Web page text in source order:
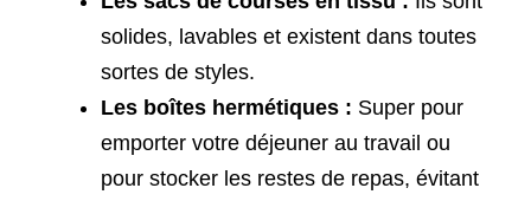
solides, lavables et existent dans toutes
sortes de styles.
Les boîtes hermétiques : Super pour
emporter votre déjeuner au travail ou
pour stocker les restes de repas, évitant